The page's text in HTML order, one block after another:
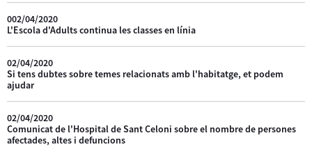
002/04/2020
L'Escola d'Adults continua les classes en línia
02/04/2020
Si tens dubtes sobre temes relacionats amb l'habitatge, et podem
ajudar
02/04/2020
Comunicat de l'Hospital de Sant Celoni sobre el nombre de persones
afectades, altes i defuncions